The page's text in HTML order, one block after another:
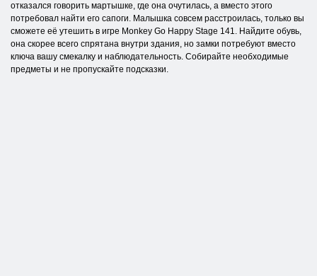
отказался говорить мартышке, где она очутилась, а вместо этого
потребовал найти его сапоги. Малышка совсем расстроилась, только вы
сможете её утешить в игре Monkey Go Happy Stage 141. Найдите обувь,
она скорее всего спрятана внутри здания, но замки потребуют вместо
ключа вашу смекалку и наблюдательность. Собирайте необходимые
предметы и не пропускайте подсказки.